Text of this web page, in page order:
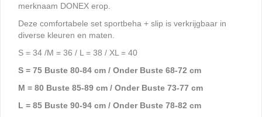
merknaam DONEX erop.
Deze comfortabele set sportbeha + slip is verkrijgbaar in
diverse kleuren en maten.
S = 34 /M = 36 / L = 38 / XL = 40
S = 75 Buste 80-84 cm / Onder Buste 68-72 cm
M = 80 Buste 85-89 cm / Onder Buste 73-77 cm
L = 85 Buste 90-94 cm / Onder Buste 78-82 cm